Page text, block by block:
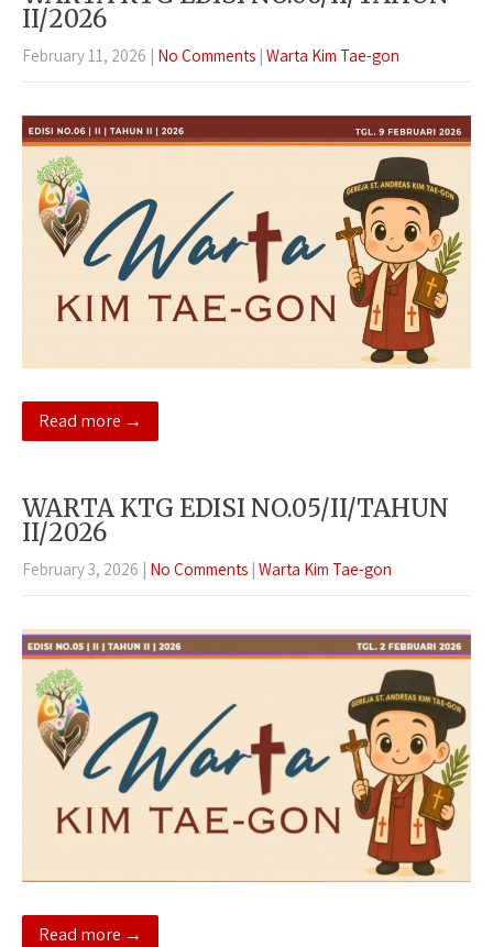
II/2026
February 11, 2026 | No Comments | Warta Kim Tae-gon
Read more →
WARTA KTG EDISI NO.05/II/TAHUN
II/2026
February 3, 2026 | No Comments | Warta Kim Tae-gon
Read more →